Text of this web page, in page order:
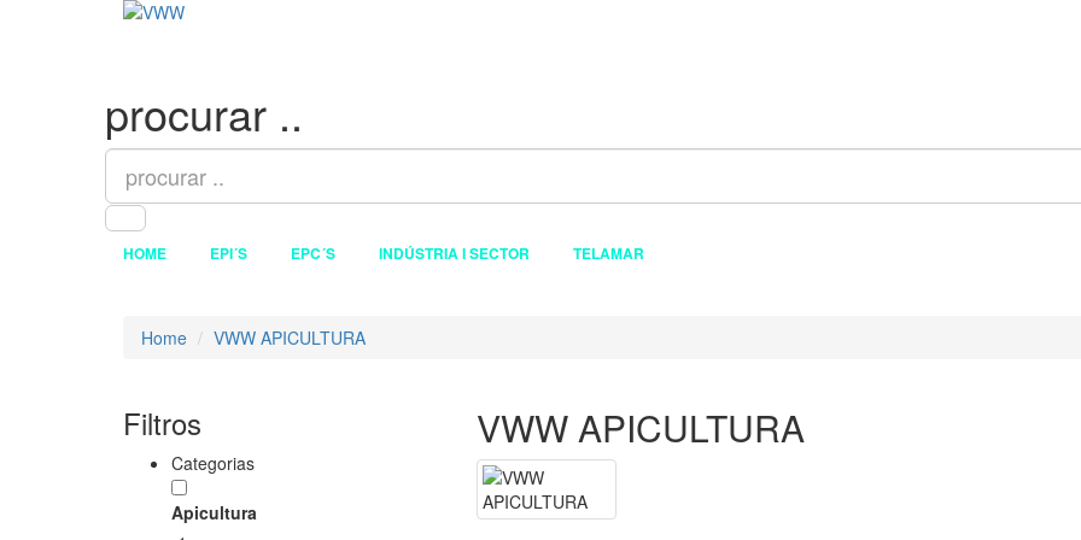
procurar ..
HOME EPI´S EPC´S INDÚSTRIA I SECTOR TELAMAR
Home VWW APICULTURA
Filtros
Categorias
Apicultura
VWW APICULTURA